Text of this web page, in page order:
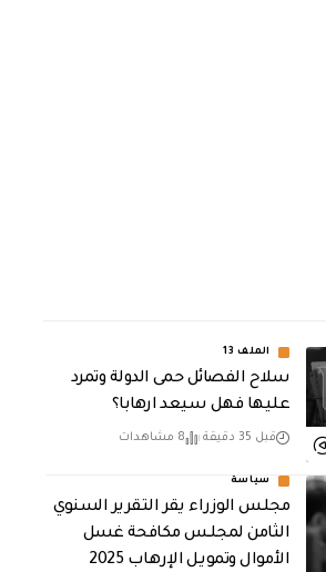
الملف 13
سلاح الفصائل حمى الدولة وتمرد
عليها فهل سيعد ارهابا؟
قبل 35 دقيقة 8 مشاهدات
سياسة
مجلس الوزراء يقر التقرير السنوي
الثامن لمجلـس مكافحة غسل
الأموال وتمويـل الإرهـاب 2025